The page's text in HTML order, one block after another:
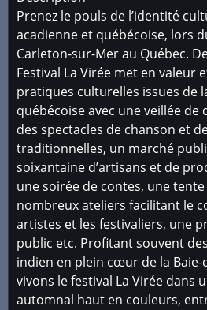
Prenez le pouls de l’identité
acadienne et québécoise, lors
Carleton-sur-Mer au Québec.
Festival La Virée met en valeur
pratiques culturelles issues de
québécoise avec une veillée
des spectacles de chanson et
traditionnelles, un marché
soixantaine d’artisans et de
une soirée de contes, une
nombreux ateliers facilitant le
artistes et les festivaliers, une
public etc. Profitant souvent
indien en plein cœur de la Baie-
vivons le festival La Virée dans
automnal haut en couleurs,